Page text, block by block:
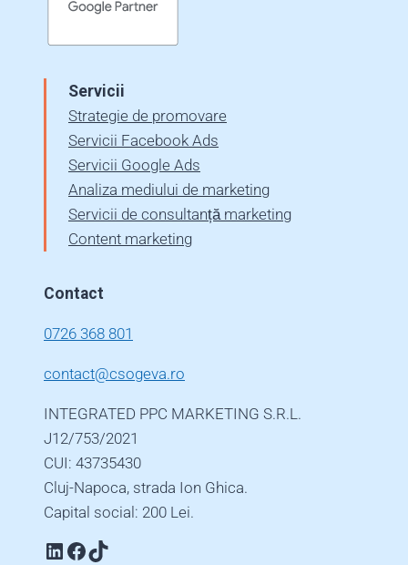
Servicii
Strategie de promovare
Servicii Facebook Ads
Servicii Google Ads
Analiza mediului de marketing
Servicii de consultanță marketing
Content marketing
Contact
0726 368 801
contact@csogeva.ro
INTEGRATED PPC MARKETING S.R.L.
J12/753/2021
CUI: 43735430
Cluj-Napoca, strada Ion Ghica.
Capital social: 200 Lei.
Linkedin
Facebook
TikTok